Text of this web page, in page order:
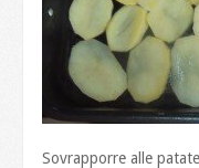
Sovrapporre alle